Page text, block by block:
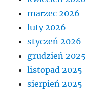
marzec 2026
luty 2026
styczeń 2026
grudzień 2025
listopad 2025
sierpień 2025